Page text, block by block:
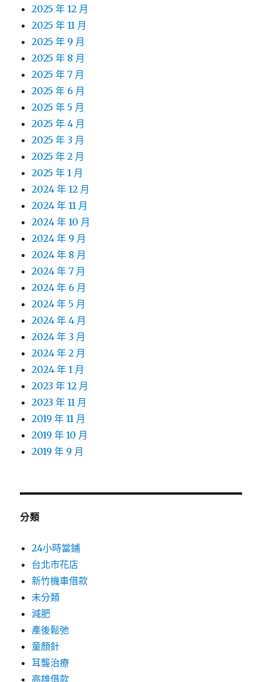
2025 年 12 月
2025 年 11 月
2025 年 9 月
2025 年 8 月
2025 年 7 月
2025 年 6 月
2025 年 5 月
2025 年 4 月
2025 年 3 月
2025 年 2 月
2025 年 1 月
2024 年 12 月
2024 年 11 月
2024 年 10 月
2024 年 9 月
2024 年 8 月
2024 年 7 月
2024 年 6 月
2024 年 5 月
2024 年 4 月
2024 年 3 月
2024 年 2 月
2024 年 1 月
2023 年 12 月
2023 年 11 月
2019 年 11 月
2019 年 10 月
2019 年 9 月
分類
24小時當鋪
台北市花店
新竹機車借款
未分類
減肥
產後鬆弛
童顏針
耳聾治療
高雄借款